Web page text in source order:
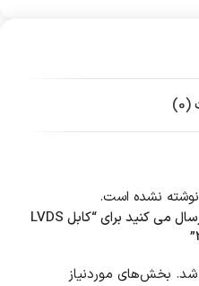
نشده است.
اولین نفری باشید که دیدگاهی را ارسال می کنید برای “کابل LVDS
شد. بخش‌های موردنیاز